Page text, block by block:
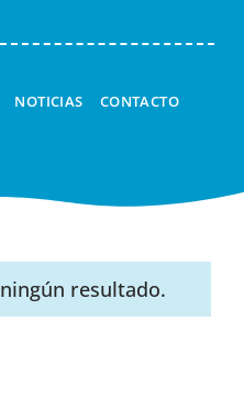
NOTICIAS CONTACTO
resultado.